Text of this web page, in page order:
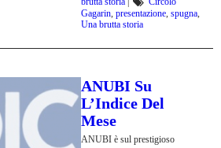
Gagarin, presentazione, spugna,
Una brutta storia
ANUBI Su
L’Indice Del
Mese
ANUBI è sul prestigioso